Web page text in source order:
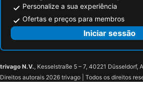
Personalize a sua experiência
Ofertas e preços para membros
Iniciar sessão
trivago N.V., Kesselstraße 5 – 7, 40221 Düsseldorf,
Direitos autorais 2026 trivago | Todos os direitos